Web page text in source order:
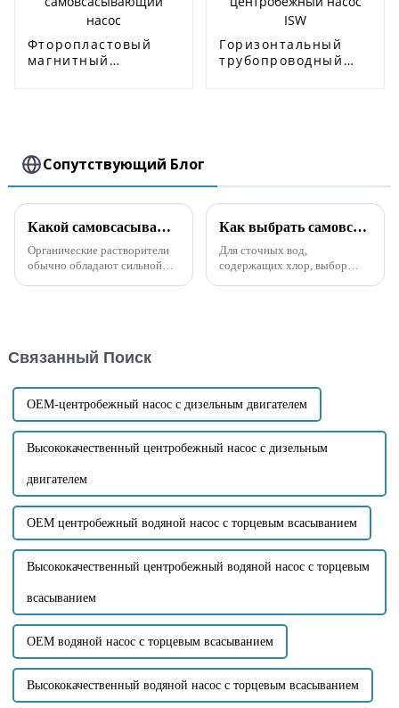
Фторопластовый
магнитный
Горизонтальный
трубопроводный
Сопутствующий Блог
Какой самовсасывающий насос используется для органических растворителей?
Органические растворители
обычно обладают сильной
ключевые
стойкость: Корпус насоса и
внутренние части...
Как выбрать самовсасывающий насос для сред, содержащих Cl⁻
Для сточных вод,
содержащих хлор, выбор
Связанный Поиск
OEM-центробежный насос с дизельным двигателем
Высококачественный центробежный насос с дизельным
двигателем
OEM центробежный водяной насос с торцевым всасыванием
Высококачественный центробежный водяной насос с торцевым
всасыванием
OEM водяной насос с торцевым всасыванием
Высококачественный водяной насос с торцевым всасыванием